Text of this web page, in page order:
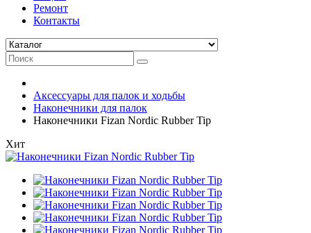
Ремонт
Контакты
Аксессуары для палок и ходьбы
Наконечники для палок
Наконечники Fizan Nordic Rubber Tip
Хит